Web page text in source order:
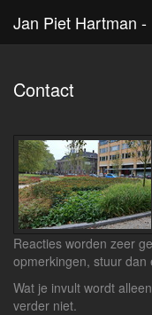
Jan Piet Hartman -
Contact
Reacties worden zeer
opmerkingen, stuur dan
Wat je invult wordt
verder niet.